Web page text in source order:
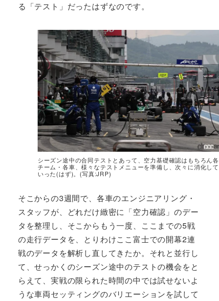
る「テスト」だったはずなのです。
シーズン途中の合同テストとあって、空力基礎確認はもちろん各
チーム・各車、様々なテストメニューを準備し、次々に消化して
いった(はず)。(写真:JRP)
そこからの3週間で、各車のエンジニアリング・
スタッフが、どれだけ緻密に「空力確認」のデー
タを整理し、そこからもう一度、ここまでの5戦
の走行データを、とりわけここ富士での開幕2連
戦のデータを解析し直してきたか。それと並行し
て、せっかくのシーズン途中のテストの機会をと
らえて、実戦の限られた時間の中では試せないよ
うな車両セッティングのバリエーションを試して